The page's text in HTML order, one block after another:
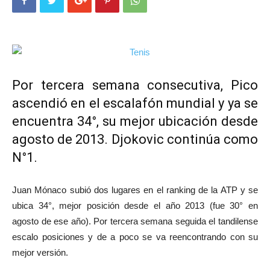
Por tercera semana consecutiva, Pico
ascendió en el escalafón mundial y ya se
encuentra 34°, su mejor ubicación desde
agosto de 2013. Djokovic continúa como
N°1.
Juan Mónaco subió dos lugares en el ranking de la ATP y se
ubica 34°, mejor posición desde el año 2013 (fue 30° en
agosto de ese año). Por tercera semana seguida el tandilense
escalo posiciones y de a poco se va reencontrando con su
mejor versión.